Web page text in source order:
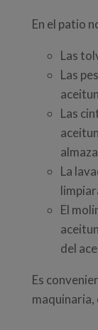
En el patio
Las
Las
Las
La
El
del
Es
maquinaria,